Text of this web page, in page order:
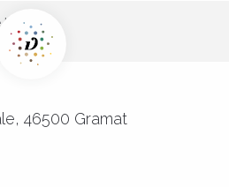
46500 Gramat